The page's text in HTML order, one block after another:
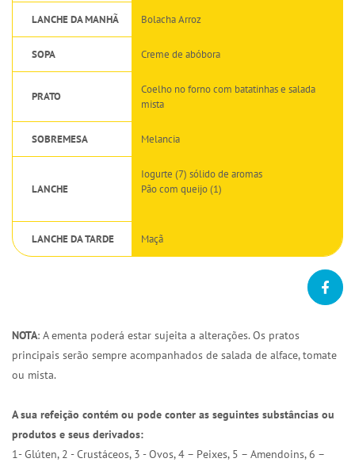
LANCHE DA MANHÃ Bolacha Arroz
SOPA Creme de abóbora
PRATO
Coelho no forno com batatinhas e salada
mista
SOBREMESA Melancia
LANCHE
Iogurte (7) sólido de aromas
Pão com queijo (1)
LANCHE DA TARDE Maçã
NOTA: A ementa poderá estar sujeita a alterações. Os pratos
principais serão sempre acompanhados de salada de alface, tomate
ou mista.
A sua refeição contém ou pode conter as seguintes substâncias ou
produtos e seus derivados:
1- Glúten, 2 - Crustáceos, 3 - Ovos, 4 – Peixes, 5 – Amendoins, 6 –